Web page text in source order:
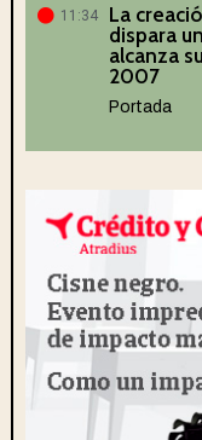
11:34
La
dispara
alcanza
2007
Portada